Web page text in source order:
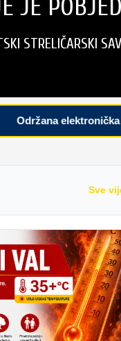
JE
STRELIČARSKI
elektronička
Sve